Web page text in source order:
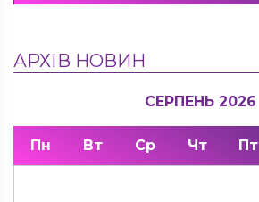
АРХІВ НОВИН
СЕРПЕНЬ 2026
Пн Вт Ср Чт Пт